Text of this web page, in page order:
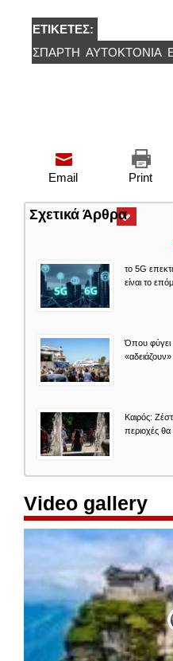
ΕΤΙΚΈΤΕΣ:
ΣΠΑΡΤΗ ΑΥΤΟΚΤΟΝΊΑ
Print
Email
Σχετικά Άρθρα
το 5G
είναι το
Όπου φύγει
Καιρός:
περιοχές θα
Video gallery